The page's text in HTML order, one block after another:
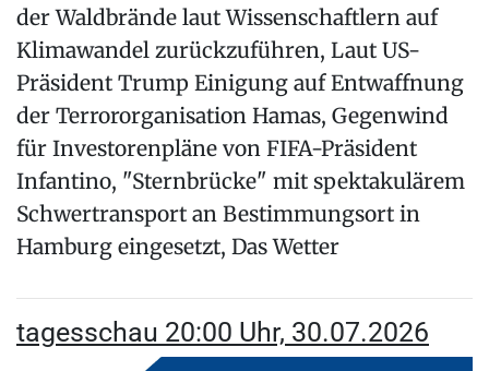
der Waldbrände laut Wissenschaftlern auf
Klimawandel zurückzuführen, Laut US-
Präsident Trump Einigung auf Entwaffnung
der Terrororganisation Hamas, Gegenwind
für Investorenpläne von FIFA-Präsident
Infantino, "Sternbrücke" mit spektakulärem
Schwertransport an Bestimmungsort in
Hamburg eingesetzt, Das Wetter
tagesschau 20:00 Uhr, 30.07.2026